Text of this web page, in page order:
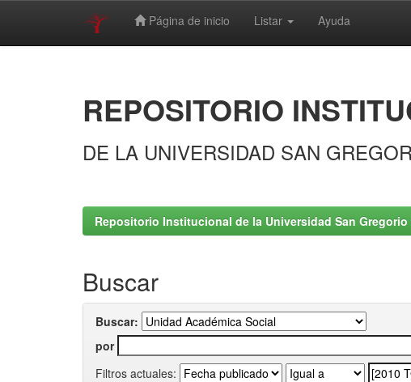
Página de inicio Listar Ayuda
REPOSITORIO
DE LA UNIVERSIDAD SAN
Repositorio Institucional de la Universidad San
Buscar
Buscar:
por
Filtros actuales: